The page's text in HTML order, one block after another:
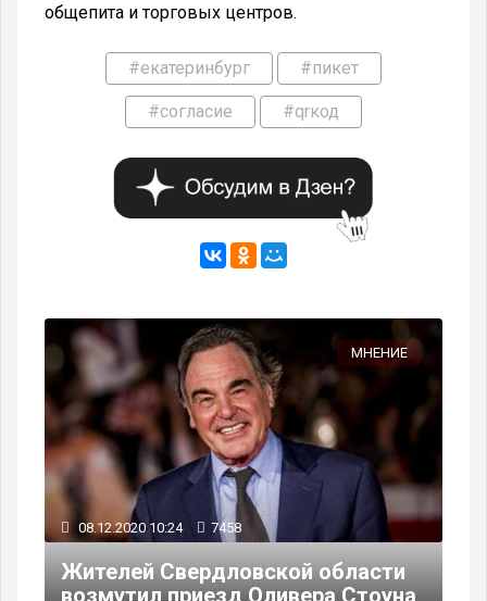
общепита и торговых центров.
#екатеринбург #пикет
#согласие #qrкод
МНЕНИЕ
08.12.2020 10:24 7458
Жителей Свердловской области
возмутил приезд Оливера Стоуна